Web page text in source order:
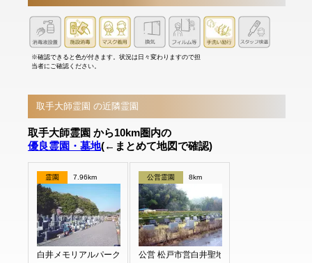
※確認できると色が付きます。状況は日々変わりますので担
当者にご確認ください。
取手大師霊園 の近隣霊園
取手大師霊園 から10km圏内の
優良霊園・墓地(←まとめて地図で確認)
霊園 7.96km
白井メモリアルパーク
公営霊園 8km
公営 松戸市営白井聖地公園